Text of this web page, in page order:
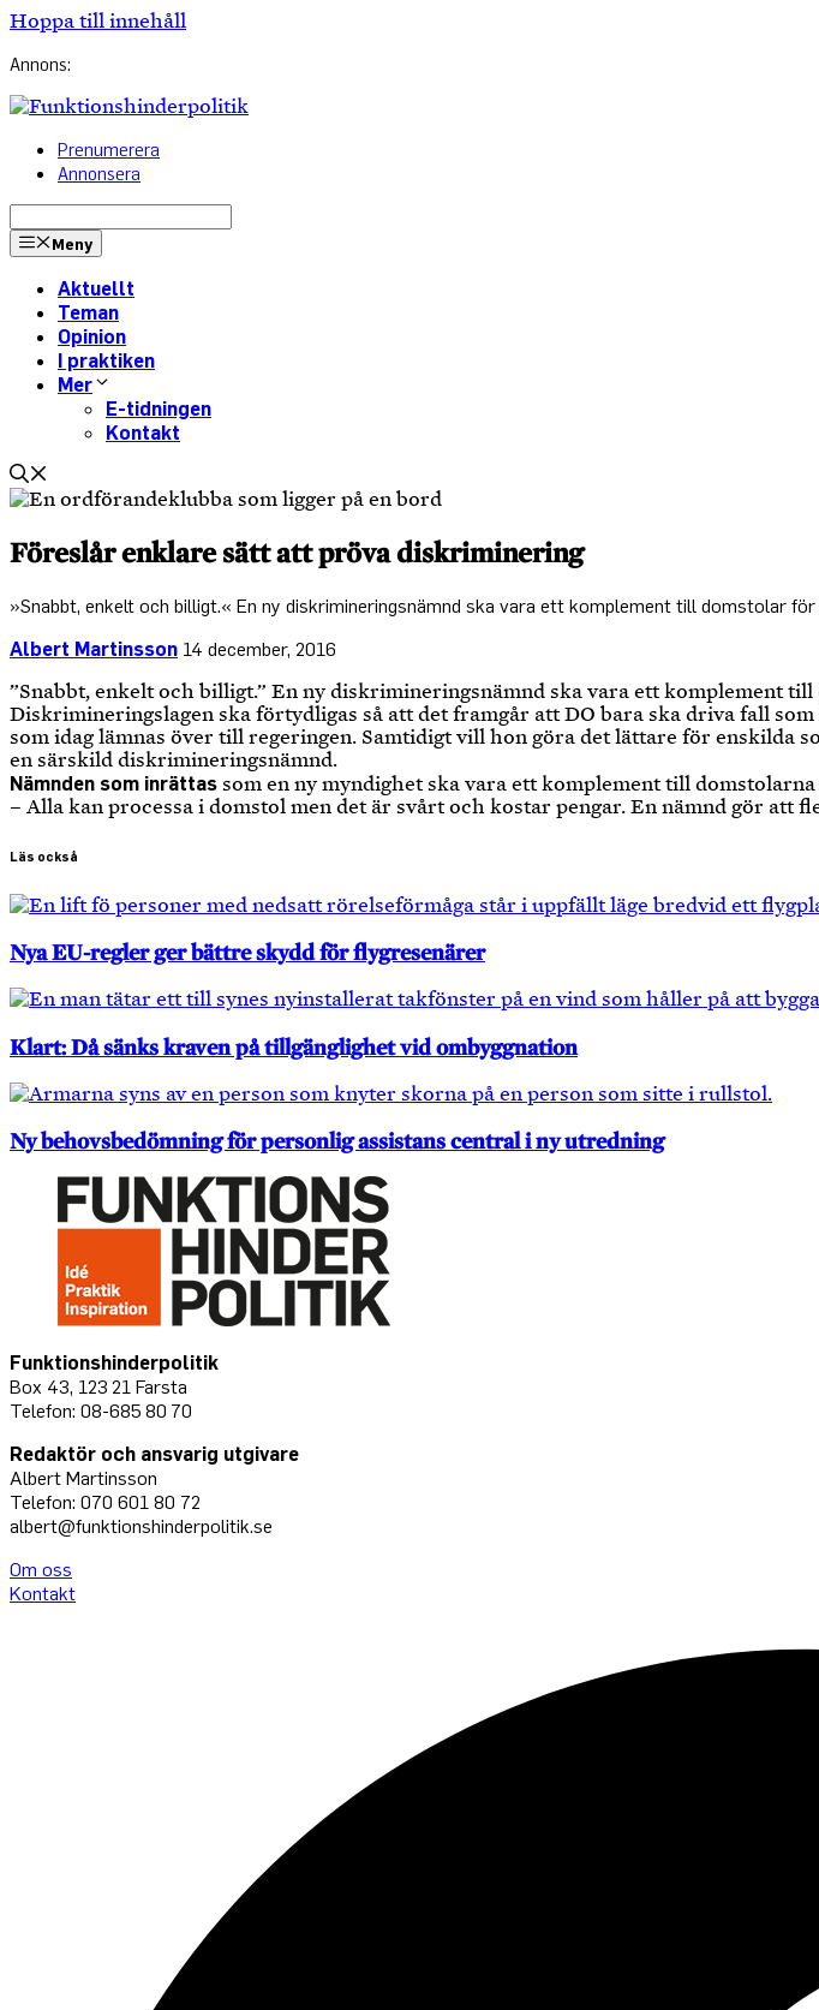
Hoppa till innehåll
Annons:
Prenumerera
Annonsera
Meny
Aktuellt
Teman
Opinion
I praktiken
Mer
E-tidningen
Kontakt
Föreslår enklare sätt att pröva diskriminering
»Snabbt, enkelt och billigt.« En ny diskrimineringsnämnd ska vara ett komplement till domstolar
Albert Martinsson 14 december, 2016
”Snabbt, enkelt och billigt.” En ny diskrimineringsnämnd ska vara ett komplement
Diskrimineringslagen ska förtydligas så att det framgår att DO bara ska driva fall
som idag lämnas över till regeringen. Samtidigt vill hon göra det lättare för
en särskild diskrimineringsnämnd.
Nämnden som inrättas som en ny myndighet ska vara ett komplement till
– Alla kan processa i domstol men det är svårt och kostar pengar. En nämnd gör
Läs också
Nya EU-regler ger bättre skydd för flygresenärer
Klart: Då sänks kraven på tillgänglighet vid ombyggnation
Ny behovsbedömning för personlig assistans central i ny utredning
Funktionshinderpolitik
Box 43, 123 21 Farsta
Telefon: 08-685 80 70
Redaktör och ansvarig utgivare
Albert Martinsson
Telefon: 070 601 80 72
albert@funktionshinderpolitik.se
Om oss
Kontakt